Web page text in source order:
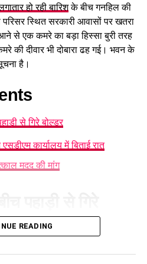
को मंजूरी।
हल्द्वानी गौलापार में 30 हेक्टेयर जमीन
हल्द्वानी के लिए 122 पदों के सृजन को
गाइडलाइंस लागू होंगी।
भी सहकारी समिति का सदस्य बन
एक्सप्रेसवे विस्तार के लिए यूपी से
मंजूरी, श्रमिक शिकायतों के त्वरित
हो रही बारिशके बीच गनहिल की
स्थित सरकारी आवासों पर खतरा
से एक कमरे का बड़ा हिस्सा बुरी तरह
की दीवार भी दोबारा ढह गई। भवन के
है।
से गिरे बोल्डर
एसडीएम कार्यालय में बिताई रात
मदद की मांग
READING